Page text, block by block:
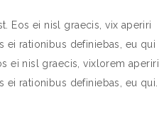
Eos ei nisl graecis, vix aperiri
ei rationibus definiebas, eu qui
ei nisl graecis, vixlorem aperiri
rationibus definiebas, eu qui.